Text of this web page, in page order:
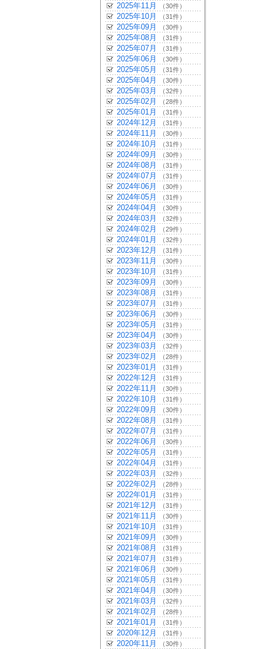
2025年11月 （30件）
2025年10月 （31件）
2025年09月 （30件）
2025年08月 （31件）
2025年07月 （31件）
2025年06月 （30件）
2025年05月 （31件）
2025年04月 （30件）
2025年03月 （32件）
2025年02月 （28件）
2025年01月 （31件）
2024年12月 （31件）
2024年11月 （30件）
2024年10月 （31件）
2024年09月 （30件）
2024年08月 （31件）
2024年07月 （31件）
2024年06月 （30件）
2024年05月 （31件）
2024年04月 （30件）
2024年03月 （32件）
2024年02月 （29件）
2024年01月 （32件）
2023年12月 （31件）
2023年11月 （30件）
2023年10月 （31件）
2023年09月 （30件）
2023年08月 （31件）
2023年07月 （31件）
2023年06月 （30件）
2023年05月 （31件）
2023年04月 （30件）
2023年03月 （32件）
2023年02月 （28件）
2023年01月 （31件）
2022年12月 （31件）
2022年11月 （30件）
2022年10月 （31件）
2022年09月 （30件）
2022年08月 （31件）
2022年07月 （31件）
2022年06月 （30件）
2022年05月 （31件）
2022年04月 （31件）
2022年03月 （32件）
2022年02月 （28件）
2022年01月 （31件）
2021年12月 （31件）
2021年11月 （30件）
2021年10月 （31件）
2021年09月 （30件）
2021年08月 （31件）
2021年07月 （31件）
2021年06月 （30件）
2021年05月 （31件）
2021年04月 （30件）
2021年03月 （32件）
2021年02月 （28件）
2021年01月 （31件）
2020年12月 （31件）
2020年11月 （30件）